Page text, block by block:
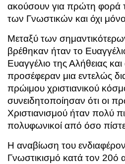
ακούσουν για πρώτη φορά
των Γνωστικών και όχι
Μεταξύ των
βρέθηκαν ήταν το
Ευαγγέλιο της Αλήθειας
προσέφεραν μια εντελώς
πρώιμου χριστιανικού
συνειδητοποίησαν ότι οι
Χριστιανισμού ήταν πολύ
πολυφωνικοί από όσο
Η αναβίωση του
Γνωστικισμό κατά τον 20ό